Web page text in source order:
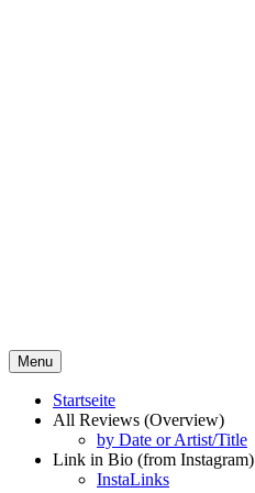
WaterDomeMusic
CULTURE. SOCIETY. FLOW.
Menu
Startseite
All Reviews (Overview)
by Date or Artist/Title
Link in Bio (from Instagram)
InstaLinks